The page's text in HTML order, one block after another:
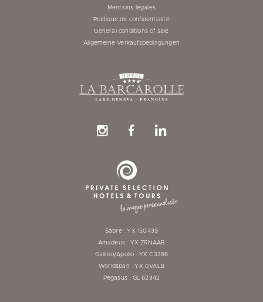
Mentions légales
Politique de confidentialité
General conditions of sale
Allgemeine Verkaufsbedingungen
Sabre : YX 150439
Amadeus : YX ZRNAAB
Galileo/Apollo : YX C3386
Worldspan : YX GVALB
Pégasus : GL 62342